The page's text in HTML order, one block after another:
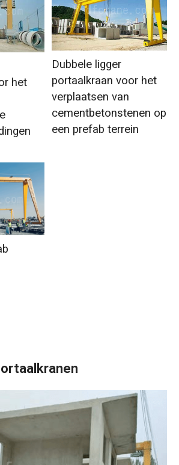
het
Dubbele ligger
portaalkraan voor het
verplaatsen van
cementbetonstenen op
een prefab terrein